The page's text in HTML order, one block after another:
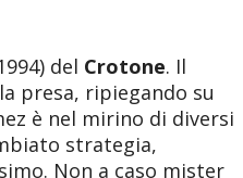
del Crotone. Il
presa, ripiegando su
è nel mirino di diversi
strategia,
Non a caso mister